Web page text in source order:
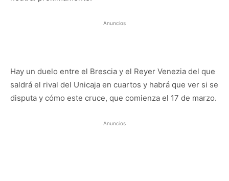
Anuncios
Hay un duelo entre el Brescia y el Reyer Venezia del que
saldrá el rival del Unicaja en cuartos y habrá que ver si se
disputa y cómo este cruce, que comienza el 17 de marzo.
Anuncios